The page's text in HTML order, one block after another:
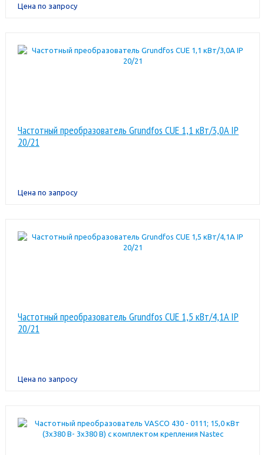
Цена по запросу
Частотный преобразователь Grundfos CUE 1,1 кВт/3,0A IP
20/21
Цена по запросу
Частотный преобразователь Grundfos CUE 1,5 кВт/4,1A IP
20/21
Цена по запросу